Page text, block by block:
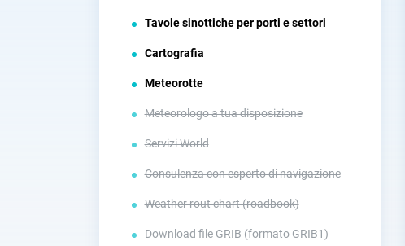
Tavole sinottiche per porti e settori
Cartografia
Meteorotte
Meteorologo a tua disposizione
Servizi World
Consulenza con esperto di navigazione
Weather rout chart (roadbook)
Download file GRIB (formato GRIB1)